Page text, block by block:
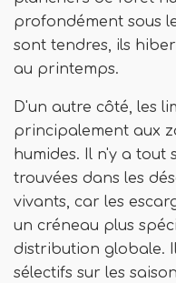
profondément sous
sont tendres, ils
au printemps.
D'un autre côté, les
principalement aux
humides. Il n'y a tout
trouvées dans les
vivants, car les
un créneau plus
distribution globale.
sélectifs sur les